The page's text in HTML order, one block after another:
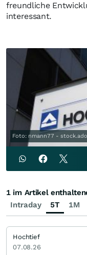
freundliche
interessant.
Foto: nmann77 -
Intraday 5T 1M
1 im Artikel
Hochtief
07.08.26